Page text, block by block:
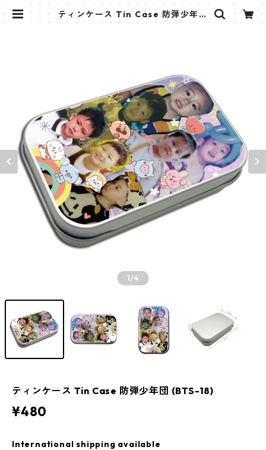
ティンケース Tin Case 防弾少年団
1/4
ティンケース Tin Case 防弾少年団 (BTS-18)
¥480
International shipping available